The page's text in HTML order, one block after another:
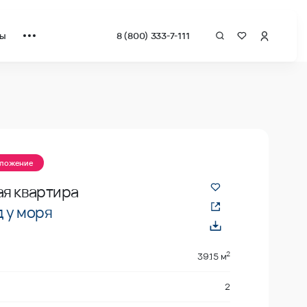
8 (800) 333-7-111
квартира
моря
39.15 м2
2